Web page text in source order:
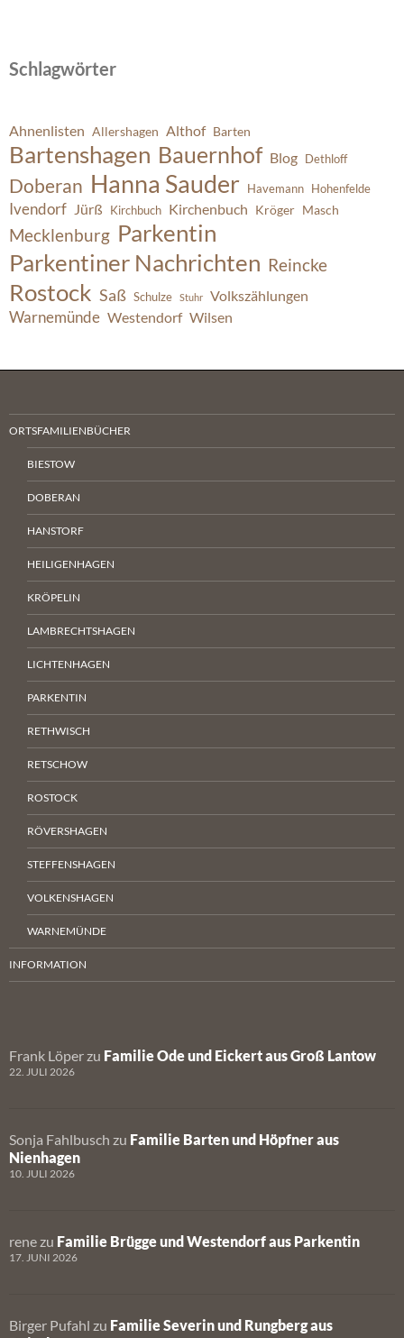
Schlagwörter
Ahnenlisten Allershagen Althof Barten
Bartenshagen Bauernhof Blog Dethloff
Doberan Hanna Sauder Havemann Hohenfelde
Ivendorf Jürß Kirchbuch Kirchenbuch Kröger Masch
Mecklenburg Parkentin
Parkentiner Nachrichten Reincke
Rostock Saß Schulze Stuhr Volkszählungen
Warnemünde Westendorf Wilsen
ORTSFAMILIENBÜCHER
BIESTOW
DOBERAN
HANSTORF
HEILIGENHAGEN
KRÖPELIN
LAMBRECHTSHAGEN
LICHTENHAGEN
PARKENTIN
RETHWISCH
RETSCHOW
ROSTOCK
RÖVERSHAGEN
STEFFENSHAGEN
VOLKENSHAGEN
WARNEMÜNDE
INFORMATION
Frank Löper zu Familie Ode und Eickert aus Groß Lantow
22. JULI 2026
Sonja Fahlbusch zu Familie Barten und Höpfner aus
Nienhagen
10. JULI 2026
rene zu Familie Brügge und Westendorf aus Parkentin
17. JUNI 2026
Birger Pufahl zu Familie Severin und Rungberg aus